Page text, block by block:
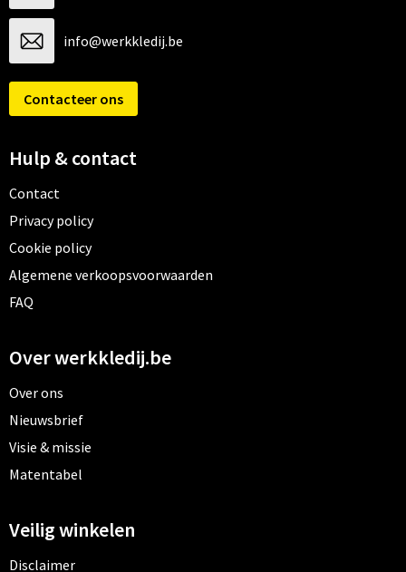
info@werkkledij.be
Contacteer ons
Hulp & contact
Contact
Privacy policy
Cookie policy
Algemene verkoopsvoorwaarden
FAQ
Over werkkledij.be
Over ons
Nieuwsbrief
Visie & missie
Matentabel
Veilig winkelen
Disclaimer